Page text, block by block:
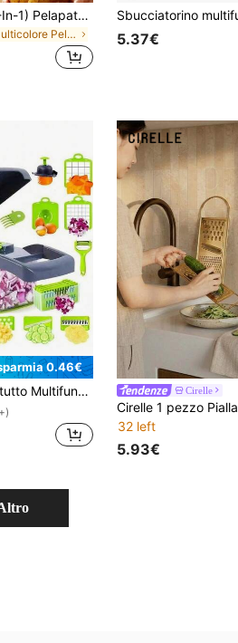
2pcs/1 pezzo (3-In-1) Pelapatate e grattugia in acciaio inossidabile ad alta resistenza, adatta per vari tipi di frutta e verdura. Pelapatate multifunzionale e affettatrice per verdure, adatta per uso domestico e professionale, strumento per affettare verdure, forniture da cucina per picnic all'aperto e casa, utensili da cucina, accessori da cucina, stagione di ritorno a scuola, decorazione per la casa, forniture per la casa, articoli essenziali per la casa, regalo per donne, regalo per uomini, regalo per la mamma, regalo per il papà, regalo per il nonno, regalo per la nonna
in Multicolore Pelapatate e coltello per sbucciare 5.37€
0.46€
Cipolle, Carote, Patate, ecc. Viene con Scatola di Conservazione, Ottimo Regalo di Natale Cirelle
32 left
5.93€